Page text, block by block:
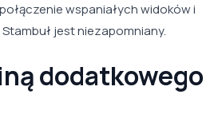
wspaniałych widoków i
jest niezapomniany.
dodatkowego